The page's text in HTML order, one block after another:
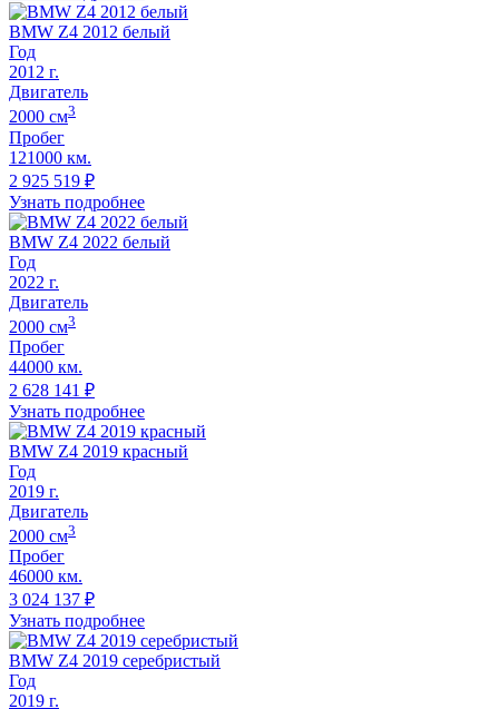
BMW Z4 2012 белый
Год
2012 г.
Двигатель
2000 cм3
Пробег
121000 км.
2 925 519 ₽
Узнать подробнее
BMW Z4 2022 белый
Год
2022 г.
Двигатель
2000 cм3
Пробег
44000 км.
2 628 141 ₽
Узнать подробнее
BMW Z4 2019 красный
Год
2019 г.
Двигатель
2000 cм3
Пробег
46000 км.
3 024 137 ₽
Узнать подробнее
BMW Z4 2019 серебристый
Год
2019 г.